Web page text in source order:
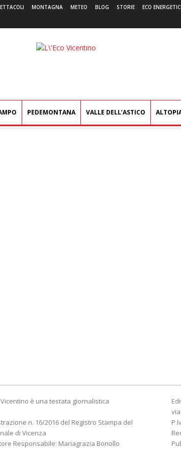
MONTAGNA METEO BLOG STORIE ECO
L'Eco
PEDEMONTANA VALLE DELL’ASTICO
Vicentino è una testata giornalistica
n. 16/2016 del Registro Stampa del
di Vicenza
Responsabile: Mariagrazia Bonollo